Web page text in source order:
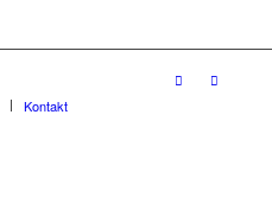
Kontakt